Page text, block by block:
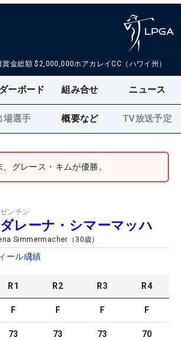
賞金総額 $2,000,000ホアカレイCC（ハワイ州）
ーボード 組み合せ ニュース
場選手 概要など TV放送予定
グレース・キムが優勝。
ンチン
レーナ・シマーマッハ
Simmermacher （ 30歳）
ール成績
R1 R2 R3 R4
F F F F
73 73 73 70